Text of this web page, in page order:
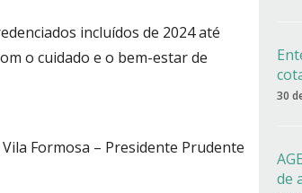
incluídos de 2024 até
o cuidado e o bem-estar de
Vila Formosa – Presidente Prudente
30
de